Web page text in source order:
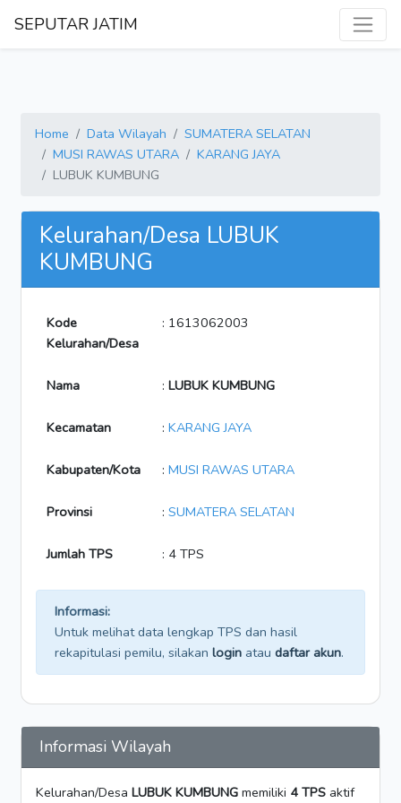
SEPUTAR JATIM
Home Data Wilayah
SUMATERA SELATAN
MUSI RAWAS UTARA
KARANG JAYA
LUBUK KUMBUNG
Kelurahan/Desa LUBUK
KUMBUNG
Kode
Kelurahan/Desa
: 1613062003
Nama : LUBUK KUMBUNG
Kecamatan : KARANG JAYA
Kabupaten/Kota : MUSI RAWAS UTARA
Provinsi : SUMATERA SELATAN
Jumlah TPS : 4 TPS
Informasi:
Untuk melihat data lengkap TPS dan hasil
rekapitulasi pemilu, silakan login atau daftar akun.
Informasi Wilayah
Kelurahan/Desa LUBUK KUMBUNG memiliki 4 TPS aktif